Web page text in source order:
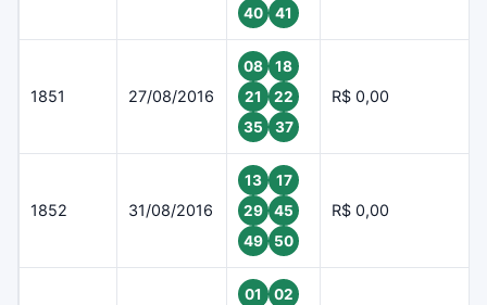
40
41
1851 27/08/2016
08
18
21
22
35
37
R$ 0,00
1852 31/08/2016
13
17
29
45
49
50
R$ 0,00
01
02